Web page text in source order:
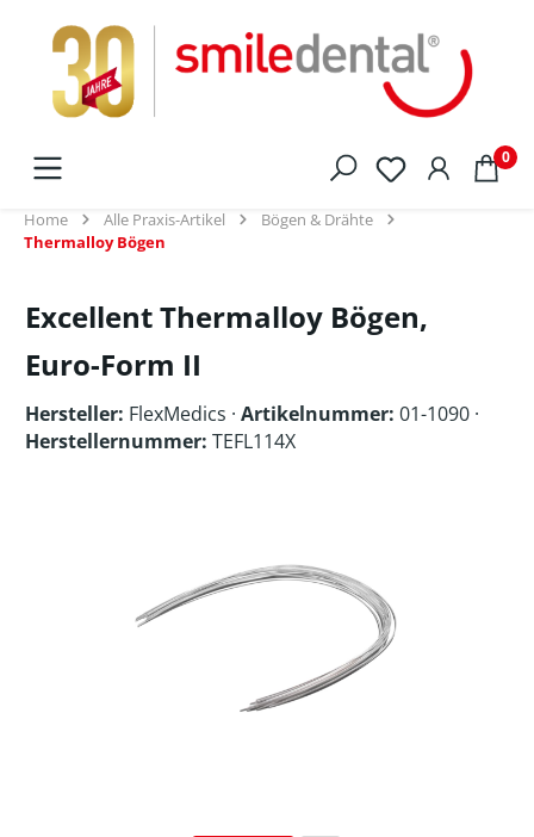
springen
0
Home Alle Praxis-Artikel
Bögen & Drähte
Thermalloy Bögen
Excellent Thermalloy Bögen,
Euro-Form II
Hersteller: FlexMedics · Artikelnummer: 01-1090 ·
Herstellernummer: TEFL114X